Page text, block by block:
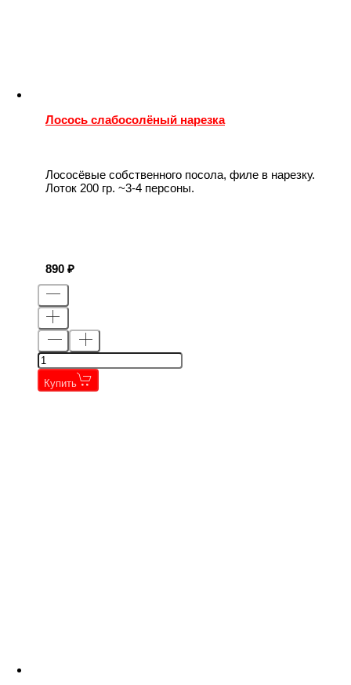
Лосось слабосолёный нарезка
Лососёвые собственного посола, филе в нарезку.
Лоток 200 гр. ~3-4 персоны.
890
Купить